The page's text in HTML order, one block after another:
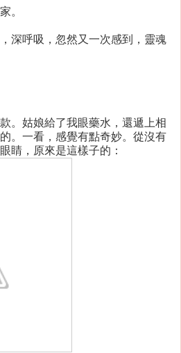
。
深呼吸，忽然又一次感到，靈魂
。姑娘給了我眼藥水，還遞上相
。一看，感覺有點奇妙。從沒有
睛，原來是這樣子的：